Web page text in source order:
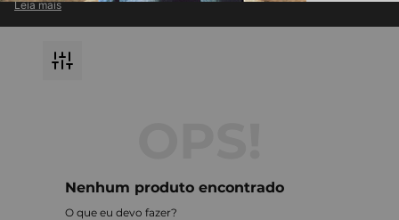
atemporal com inovação em cada detalhe.
Descubra jeans premium e roupas exclusivas, perfeitas para compor
Leia mais
Nenhum produto encontrado
O que eu devo fazer?